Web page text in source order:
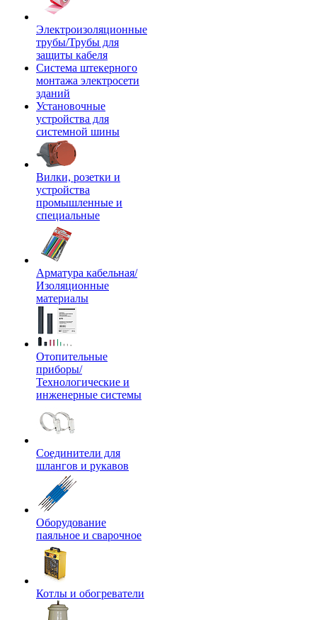
Электроизоляционные
трубы/Трубы для
защиты кабеля
Система штекерного
монтажа электросети
зданий
Установочные
устройства для
системной шины
Вилки, розетки и
устройства
промышленные и
специальные
Арматура кабельная/
Изоляционные
материалы
Отопительные
приборы/
Технологические и
инженерные системы
Соединители для
шлангов и рукавов
Оборудование
паяльное и сварочное
Котлы и обогреватели